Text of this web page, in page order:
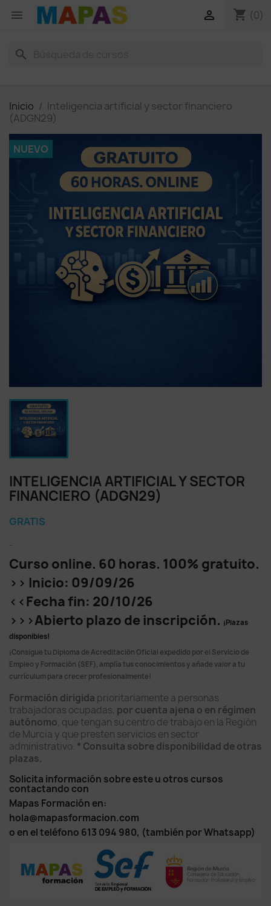
 shopping_cart (0)

search
Inicio
Inteligencia artificial y sector financiero
(ADGN29)
NUEVO
INTELIGENCIA ARTIFICIAL Y SECTOR
FINANCIERO (ADGN29)
GRATIS
-
Curso online. 60 horas. 100% gratuito.
>> Inicio: 09/09/26
<<Fecha fin: 20/10/26
>>>Abierto plazo de inscripción. ¡Plazas
disponibles!
¡Consigue tu Diploma de Acreditación Oficial expedido por el Servicio de
Empleo y Formación (SEF), amplía tus conocimientos y añade valor a tu
currículum para crecer profesionalmente!
Formación dirigida prioritariamente a personas
trabajadoras ocupadas, por cuenta ajena o en régimen
autónomo, que tengan su centro de trabajo en la Región
de Murcia y que presten servicios en sector
administrativo. * Consulta sobre disponibilidad de otras
plazas.
Solicita información sobre este u otros cursos
contactando con
Mapas Formación en:
hola@mapasformacion.com
o en el teléfono 613 094 980, (también por Whatsapp)